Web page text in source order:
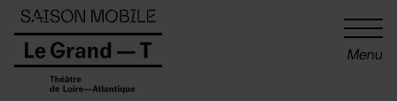
Menu
Panneau de gestion des cookies